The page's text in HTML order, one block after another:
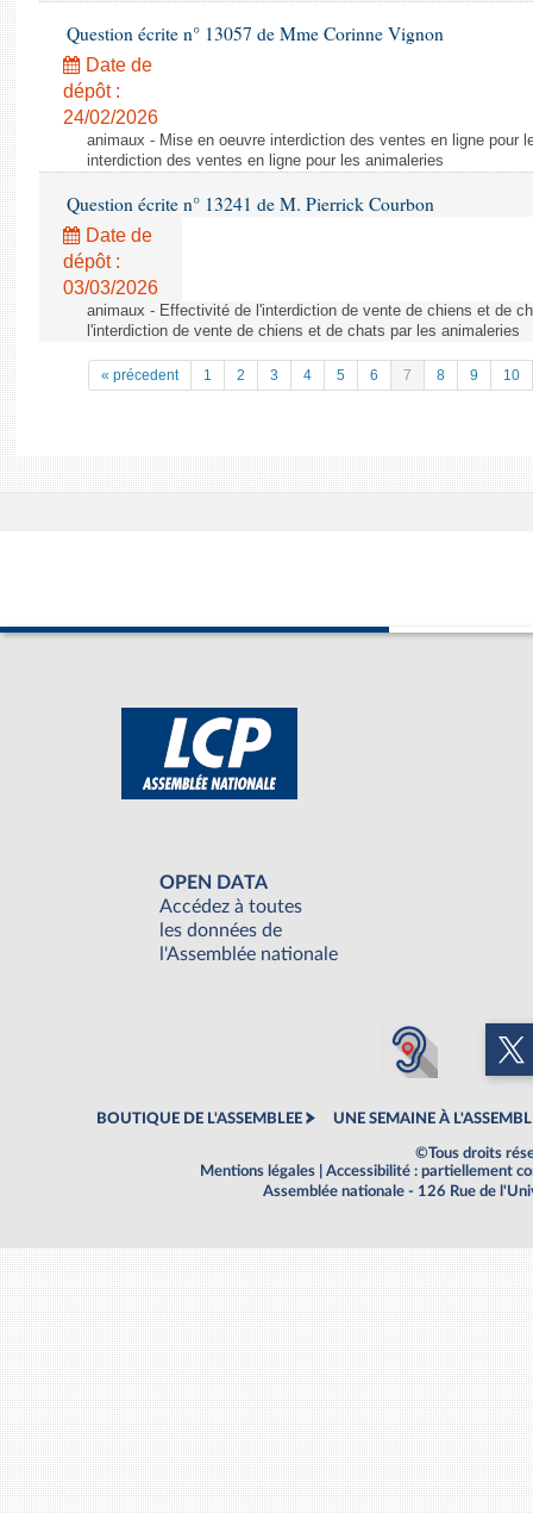
Question écrite n° 13057 de Mme Corinne Vignon
Date de
dépôt :
24/02/2026
animaux - Mise en oeuvre interdiction des ventes en ligne pour
interdiction des ventes en ligne pour les animaleries
Question écrite n° 13241 de M. Pierrick Courbon
Date de
dépôt :
03/03/2026
animaux - Effectivité de l'interdiction de vente de chiens et de
l'interdiction de vente de chiens et de chats par les animaleries
« précedent 1 2 3 4 5 6 7 8 9 10
OPEN DATA
Accédez à toutes
les données de
l'Assemblée nationale
BOUTIQUE DE L'ASSEMBLEE UNE SEMAINE À
©Tous droits
Mentions légales
Accessibilité : partiellement
Assemblée nationale - 126 Rue de